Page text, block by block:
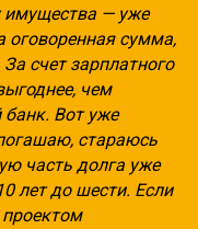
имущества — уже
оговоренная сумма,
счет зарплатного
чем
банк. Вот уже
стараюсь
часть долга уже
лет до шести. Если